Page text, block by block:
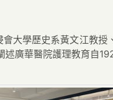
大學歷史系黃文江教
廣華醫院護理教育自